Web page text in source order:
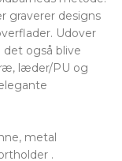
graverer designs
Udover
det også blive
læder/PU og
metal
.